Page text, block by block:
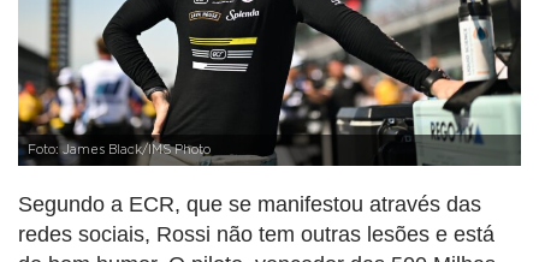
Foto: James Black/IMS Photo
Segundo a ECR, que se manifestou através das
redes sociais, Rossi não tem outras lesões e está